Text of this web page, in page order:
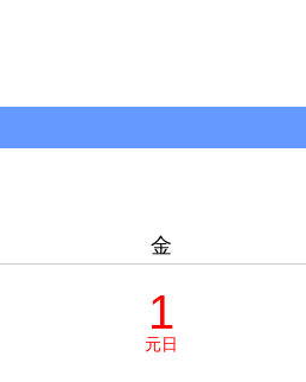
金
1
元日